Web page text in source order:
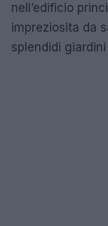
nell’edificio
impreziosita da
splendidi